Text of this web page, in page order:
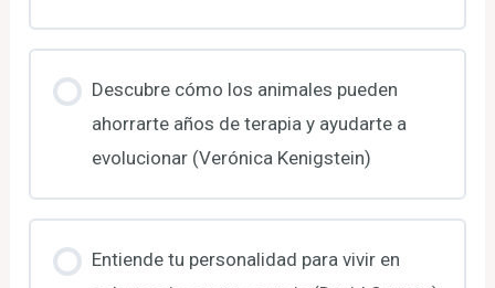
Descubre cómo los animales pueden
ahorrarte años de terapia y ayudarte a
evolucionar (Verónica Kenigstein)
Entiende tu personalidad para vivir en